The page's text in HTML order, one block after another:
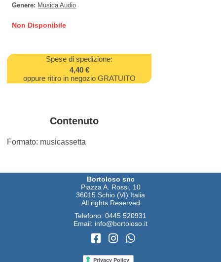
Genere: Musica Audio
Non Disponibile
Spese di spedizione:
4,40 €
oppure ritiro in negozio GRATUITO
Contenuto
Formato: musicassetta
Bortoloso snc
Piazza A. Rossi, 10
36015 Schio (VI) Italia
All rights Reserved
Telefono: 0445 520931
Email: info@bortoloso.it